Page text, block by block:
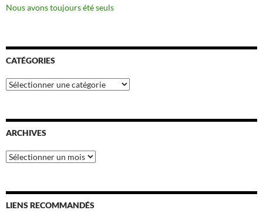
Nous avons toujours été seuls
CATÉGORIES
Catégories
ARCHIVES
Archives
LIENS RECOMMANDÉS